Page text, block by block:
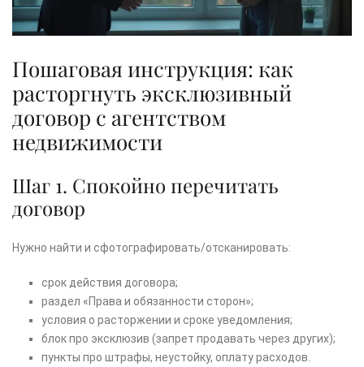
Пошаговая инструкция: как
расторгнуть эксклюзивный
договор с агентством
недвижимости
Шаг 1. Спокойно перечитать
договор
Нужно найти и сфотографировать/отсканировать:
срок действия договора;
раздел «Права и обязанности сторон»;
условия о расторжении и сроке уведомления;
блок про эксклюзив (запрет продавать через других);
пункты про штрафы, неустойку, оплату расходов.